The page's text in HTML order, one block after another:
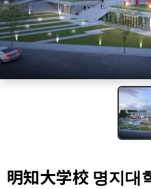
明知大学校 명지대